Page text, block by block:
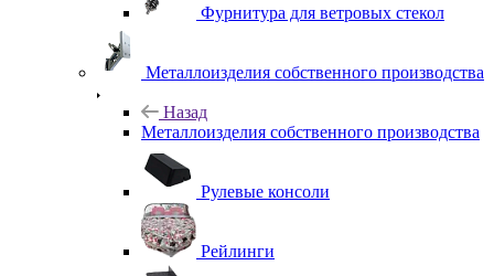
Фурнитура для ветровых стекол
Металлоизделия собственного производства
Назад
Металлоизделия собственного производства
Рулевые консоли
Рейлинги